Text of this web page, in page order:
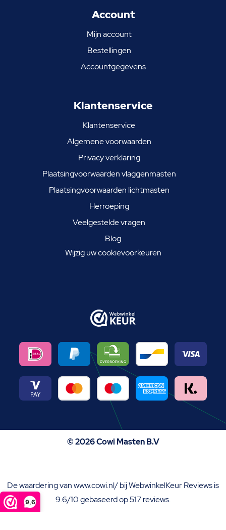
9,6
Account
Mijn account
Bestellingen
Accountgegevens
Klantenservice
Klantenservice
Algemene voorwaarden
Privacy verklaring
Plaatsingvoorwaarden vlaggenmasten
Plaatsingvoorwaarden lichtmasten
Herroeping
Veelgestelde vragen
Blog
Wijzig uw cookievoorkeuren
© 2026 Cowi Masten B.V
De waardering van www.cowi.nl/ bijWebwinkelKeur Reviewsis
9.6/10 gebaseerd op 517 reviews.